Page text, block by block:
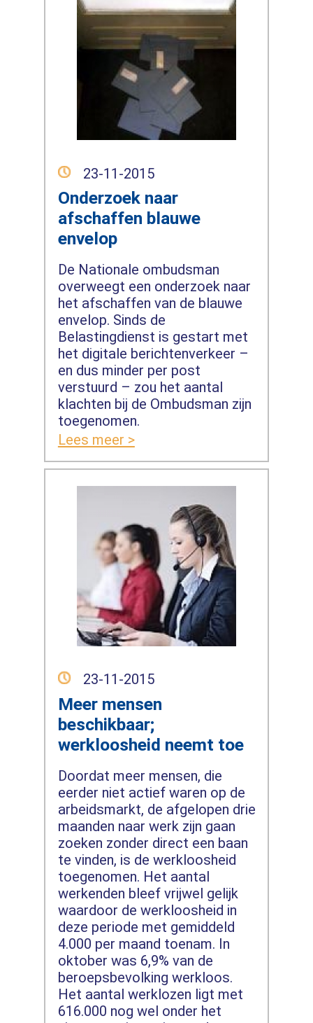
23-11-2015
Onderzoek naar
afschaffen blauwe
envelop
De Nationale ombudsman
overweegt een onderzoek naar
het afschaffen van de blauwe
envelop. Sinds de
Belastingdienst is gestart met
het digitale berichtenverkeer –
en dus minder per post
verstuurd – zou het aantal
klachten bij de Ombudsman zijn
toegenomen.
Lees meer >
23-11-2015
Meer mensen
beschikbaar;
werkloosheid neemt toe
Doordat meer mensen, die
eerder niet actief waren op de
arbeidsmarkt, de afgelopen drie
maanden naar werk zijn gaan
zoeken zonder direct een baan
te vinden, is de werkloosheid
toegenomen. Het aantal
werkenden bleef vrijwel gelijk
waardoor de werkloosheid in
deze periode met gemiddeld
4.000 per maand toenam. In
oktober was 6,9% van de
beroepsbevolking werkloos.
Het aantal werklozen ligt met
616.000 nog wel onder het